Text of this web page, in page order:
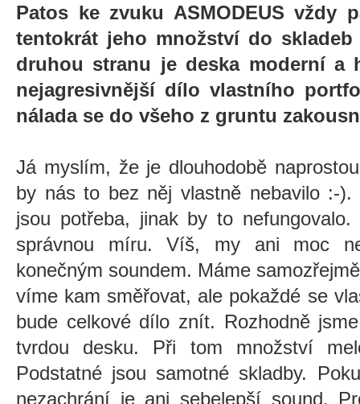
Patos ke zvuku ASMODEUS vždy
tentokrát jeho množství do skladeb
druhou stranu je deska moderní a
nejagresivnější dílo vlastního
nálada se do všeho z gruntu
Já myslím, že je dlouhodobě
by nás to bez něj vlastně nebavilo :-
jsou potřeba, jinak by to
správnou míru.Víš, my ani moc
konečným soundem. Máme
víme kam směřovat, ale pokaždé se
bude celkové dílo znít. Rozhodně
tvrdou desku. Při tom množství
Podstatné jsou samotné skladby.
nezachrání je ani sebelepší sound.